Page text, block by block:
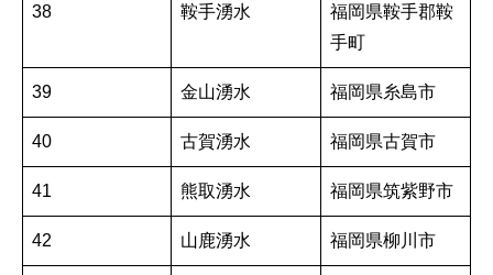
38 鞍手湧水
福岡県鞍手郡鞍
手町
39 金山湧水 福岡県糸島市
40 古賀湧水 福岡県古賀市
41 熊取湧水 福岡県筑紫野市
42 山鹿湧水 福岡県柳川市